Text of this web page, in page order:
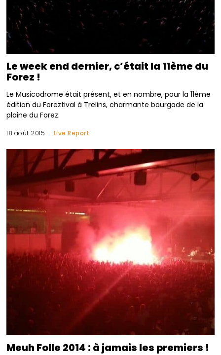
Le week end dernier, c’était la 11ème du
Forez !
Le Musicodrome était présent, et en nombre, pour la 11ème
édition du Foreztival à Trelins, charmante bourgade de la
plaine du Forez.
18 août 2015 Live Report
Meuh Folle 2014 : à jamais les premiers !